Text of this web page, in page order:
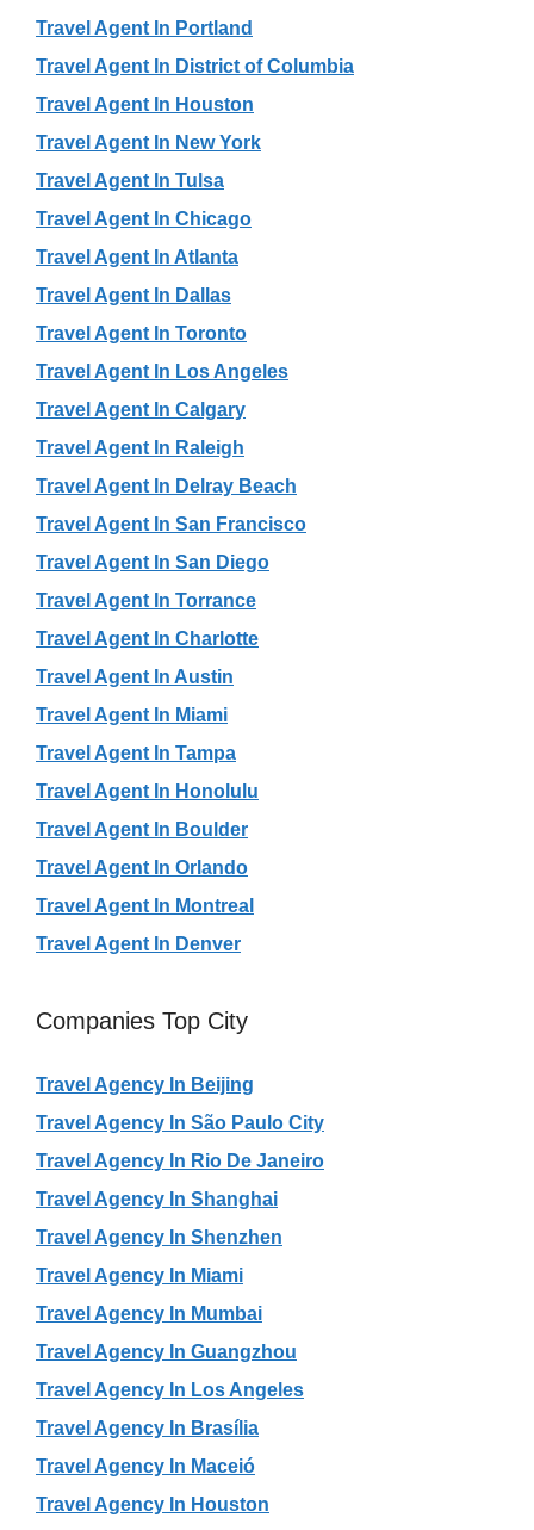
Travel Agent In Portland
Travel Agent In District of Columbia
Travel Agent In Houston
Travel Agent In New York
Travel Agent In Tulsa
Travel Agent In Chicago
Travel Agent In Atlanta
Travel Agent In Dallas
Travel Agent In Toronto
Travel Agent In Los Angeles
Travel Agent In Calgary
Travel Agent In Raleigh
Travel Agent In Delray Beach
Travel Agent In San Francisco
Travel Agent In San Diego
Travel Agent In Torrance
Travel Agent In Charlotte
Travel Agent In Austin
Travel Agent In Miami
Travel Agent In Tampa
Travel Agent In Honolulu
Travel Agent In Boulder
Travel Agent In Orlando
Travel Agent In Montreal
Travel Agent In Denver
Companies Top City
Travel Agency In Beijing
Travel Agency In São Paulo City
Travel Agency In Rio De Janeiro
Travel Agency In Shanghai
Travel Agency In Shenzhen
Travel Agency In Miami
Travel Agency In Mumbai
Travel Agency In Guangzhou
Travel Agency In Los Angeles
Travel Agency In Brasília
Travel Agency In Maceió
Travel Agency In Houston